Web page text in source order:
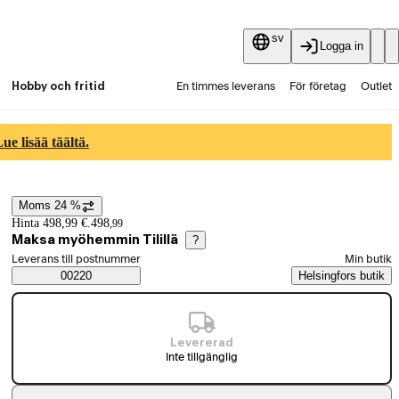
sv
Logga in
Hobby och fritid En timmes leverans För företag Outlet
lisää täältä.
Prisinformation
Moms 24 %
Hinta 498,99 €.498,99
Maksa myöhemmin Tilillä ?
Saatavuustiedot
Välj beställningssätt
Leverans till postnummer
00220
Min butik
Helsingfors butik
Levererad
Inte tillgänglig